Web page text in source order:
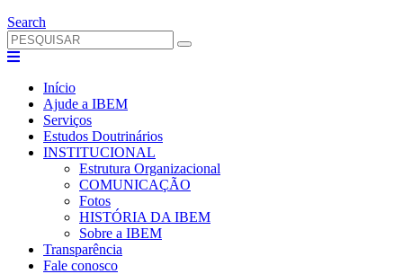
Search
Início
Ajude a IBEM
Serviços
Estudos Doutrinários
INSTITUCIONAL
Estrutura Organizacional
COMUNICAÇÃO
Fotos
HISTÓRIA DA IBEM
Sobre a IBEM
Transparência
Fale conosco